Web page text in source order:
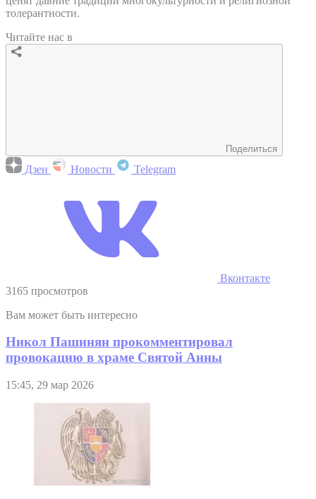
толерантности.
Читайте нас в
Поделиться
Дзен Новости Telegram
Вконтакте
3165 просмотров
Вам может быть интересно
Никол Пашинян прокомментировал
провокацию в храме Святой Анны
15:45, 29 мар 2026